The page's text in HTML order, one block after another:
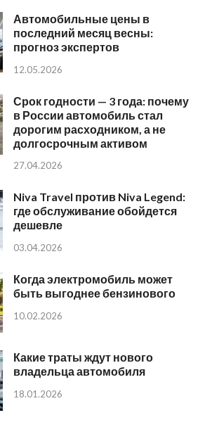
Автомобильные цены в
последний месяц весны:
прогноз экспертов
12.05.2026
Срок годности — 3 года: почему
в России автомобиль стал
дорогим расходником, а не
долгосрочным активом
27.04.2026
Niva Travel против Niva Legend:
где обслуживание обойдется
дешевле
03.04.2026
Когда электромобиль может
быть выгоднее бензинового
10.02.2026
Какие траты ждут нового
владельца автомобиля
18.01.2026